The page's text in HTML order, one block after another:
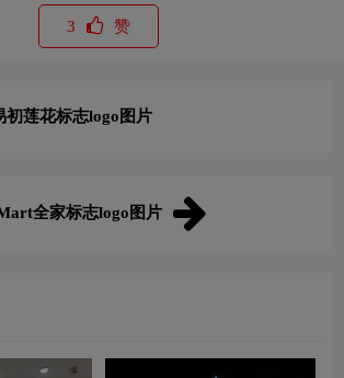
3 赞
初莲花标志logo图片
全家标志logo图片